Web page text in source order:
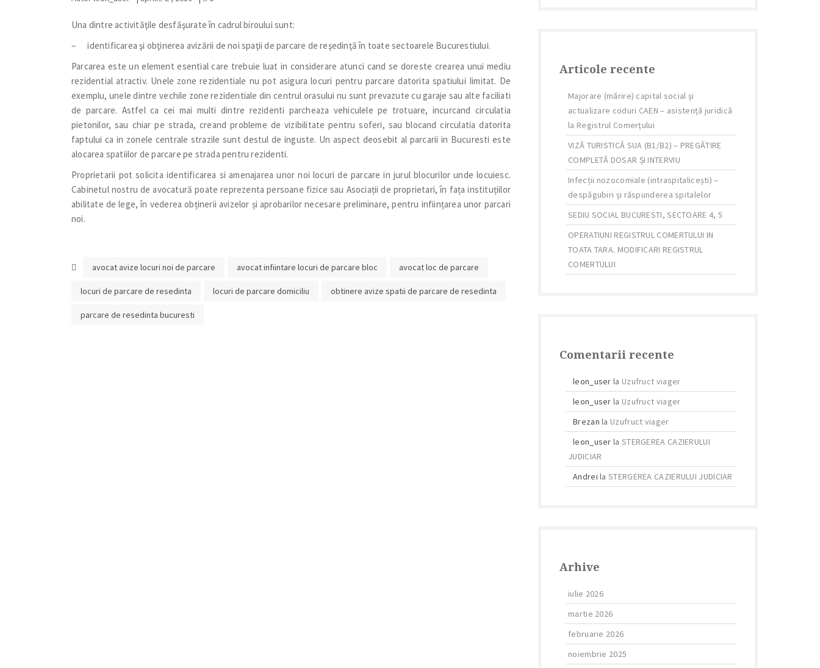
Una dintre activităţile desfăşurate în cadrul biroului sunt:
– identificarea şi obţinerea avizării de noi spaţii de parcare de reşedinţă în toate sectoarele Bucurestiului.
Parcarea este un element esential care trebuie luat in considerare atunci cand se doreste crearea unui mediu
rezidential atractiv. Unele zone rezidentiale nu pot asigura locuri pentru parcare datorita spatiului Iimitat. De
exemplu, unele dintre vechile zone rezidentiale din centrul orasului nu sunt prevazute cu garaje sau alte faciliati
de parcare. Astfel ca cei mai multi dintre rezidenti parcheaza vehiculele pe trotuare, incurcand circulatia
pietonilor, sau chiar pe strada, creand probleme de vizibilitate pentru soferi, sau blocand circulatia datorita
faptului ca in zonele centrale strazile sunt destul de inguste. Un aspect deosebit al parcarii in Bucuresti este
alocarea spatiilor de parcare pe strada pentru rezidenti.
Proprietarii pot solicita identificarea si amenajarea unor noi locuri de parcare in jurul blocurilor unde locuiesc.
Cabinetul nostru de avocatură poate reprezenta persoane fizice sau Asociații de proprietari, în fața instituțiilor
abilitate de lege, în vederea obținerii avizelor și aprobarilor necesare preliminare, pentru inființarea unor parcari
noi.
avocat avize locuri noi de parcare avocat infiintare locuri de parcare bloc avocat loc de parcare
locuri de parcare de resedinta locuri de parcare domiciliu obtinere avize spatii de parcare de resedinta
parcare de resedinta bucuresti
Articole recente
Majorare (mărire) capital social și
actualizare coduri CAEN – asistență juridică
la Registrul Comerțului
VIZĂ TURISTICĂ SUA (B1/B2) – PREGĂTIRE
COMPLETĂ DOSAR ȘI INTERVIU
Infecții nozocomiale (intraspitalicești) –
despăgubiri și răspunderea spitalelor
SEDIU SOCIAL BUCURESTI, SECTOARE 4, 5
OPERATIUNI REGISTRUL COMERTULUI IN
TOATA TARA. MODIFICARI REGISTRUL
COMERTULUI
Comentarii recente
leon_user la Uzufruct viager
leon_user la Uzufruct viager
Brezan la Uzufruct viager
leon_user la STERGEREA CAZIERULUI
JUDICIAR
Andrei laSTERGEREA CAZIERULUI JUDICIAR
Arhive
iulie 2026
martie 2026
februarie 2026
noiembrie 2025